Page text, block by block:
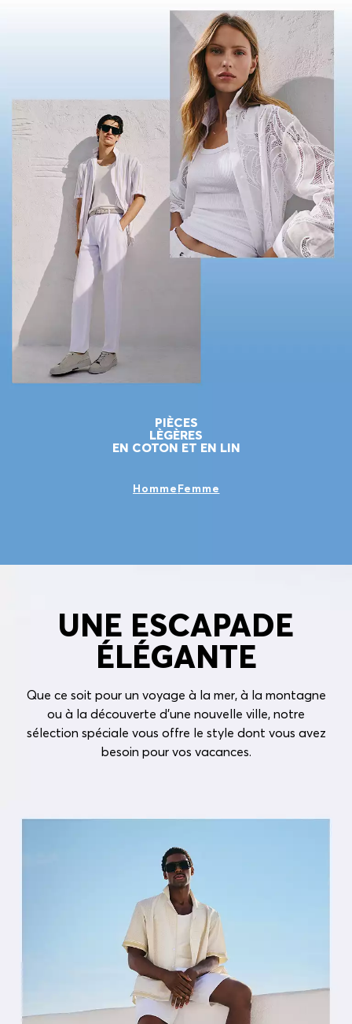
PIÈCES
LÈGÈRES
EN COTON ET EN LIN
HommeFemme
UNE ESCAPADE
ÉLÉGANTE
Que ce soit pour un voyage à la mer, à la montagne
ou à la découverte d’une nouvelle ville, notre
sélection spéciale vous offre le style dont vous avez
besoin pour vos vacances.